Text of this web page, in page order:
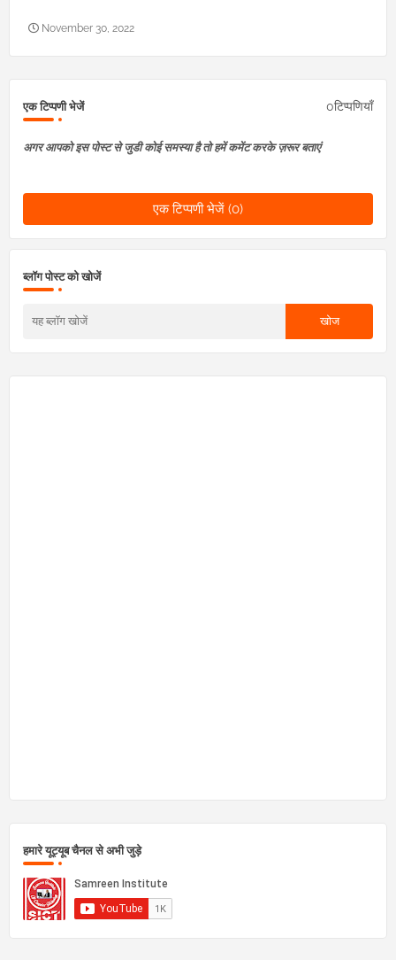
November 30, 2022
एक टिप्पणी भेजें 0टिप्पणियाँ
अगर आपको इस पोस्ट से जुडी कोई समस्या है तो हमें कमेंट करके ज़रूर बताएं
एक टिप्पणी भेजें (0)
ब्लॉग पोस्ट को खोजें
हमारे यूट्यूब चैनल से अभी जुड़े